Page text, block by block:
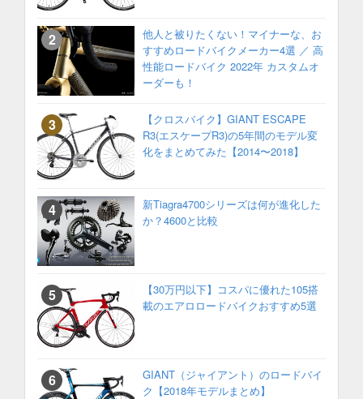
他人と被りたくない！マイナーな、お
すすめロードバイクメーカー4選 ／ 高
性能ロードバイク 2022年 カスタムオ
ーダーも！
【クロスバイク】GIANT ESCAPE
R3(エスケープR3)の5年間のモデル変
化をまとめてみた【2014〜2018】
新Tiagra4700シリーズは何が進化した
か？4600と比較
【30万円以下】コスパに優れた105搭
載のエアロロードバイクおすすめ5選
GIANT（ジャイアント）のロードバイ
ク【2018年モデルまとめ】